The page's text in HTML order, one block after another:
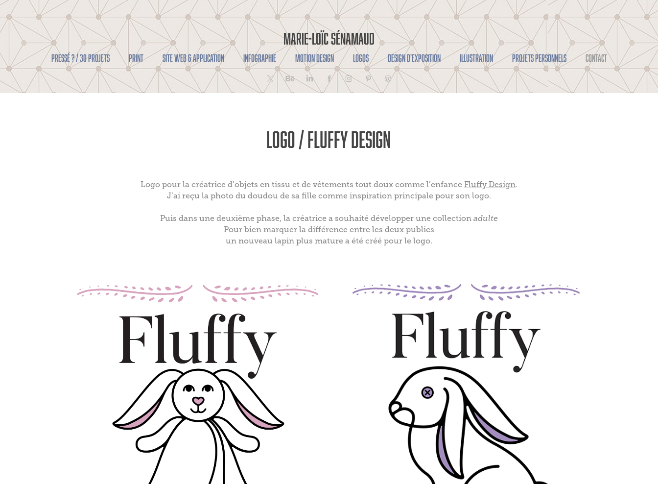
MARIE-LOÏC SÉNAMAUD
Pressé ? / 30 projets PRINT SITE WEB & APPLICATION INFOGRAPHIE MOTION DESIGN LOGOS DESIGN D’EXPOSITION ILLUSTRATION PROJETS PERSONNELS CONTACT
LOGO / FLUFFY DESIGN
Logo pour la créatrice d’objets en tissu et de vêtements tout doux comme l’enfance Fluffy Design.
J’ai reçu la photo du doudou de sa fille comme inspiration principale pour son logo.
Puis dans une deuxième phase, la créatrice a souhaité développer une collection adulte
Pour bien marquer la différence entre les deux publics
un nouveau lapin plus mature a été créé pour le logo.